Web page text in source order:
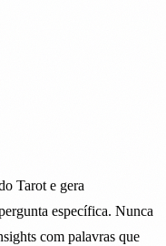
Tarot e gera
específica. Nunca
com palavras que